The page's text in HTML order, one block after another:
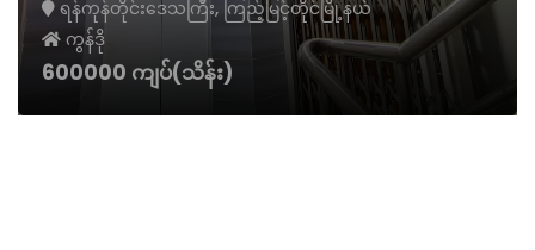
ရန်ကုန်တိုင်းဒေသကြီး, ကြည့်မြင့်တိုင်မြို့နယ်
ကွန်ဒို
600000 ကျပ်(သိန်း)